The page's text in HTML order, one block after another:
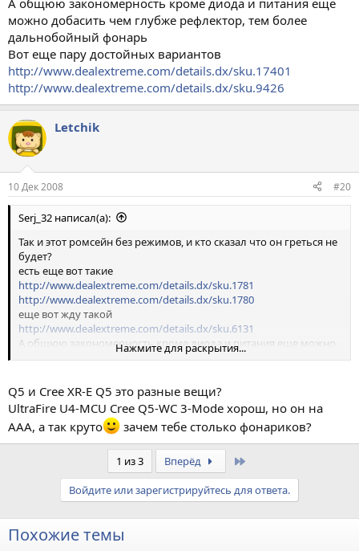
А общюю закономерность кроме диода и питания еще
можно добасить чем глубже рефлектор, тем более
дальнобойный фонарь
Вот еще пару достойных вариантов
http://www.dealextreme.com/details.dx/sku.17401
http://www.dealextreme.com/details.dx/sku.9426
Letchik
10 Дек 2008 #20
Serj_32 написал(а):
Так и этот ромсейн без режимов, и кто сказал что он греться не
будет?
есть еще вот такие
http://www.dealextreme.com/details.dx/sku.1781
http://www.dealextreme.com/details.dx/sku.1780
еще вот жду такой
http://www.dealextreme.com/details.dx/sku.6131
А общюю закономерность кроме диода и питания еще можно
добасить чем глубже рефлектор, тем более дальнобойный
Вот еще пару достойных вариантов
http://www.dealextreme.com/details.dx/sku.17401
http://www.dealextreme.com/details.dx/sku.9426
Нажмите для раскрытия...
Q5 и Cree XR-E Q5 это разные вещи?
UltraFire U4-MCU Cree Q5-WC 3-Mode хорош, но он на
ААА, а так круто
зачем тебе столько фонариков?
1 из 3 Вперёд
Войдите или зарегистрируйтесь для ответа.
Похожие темы